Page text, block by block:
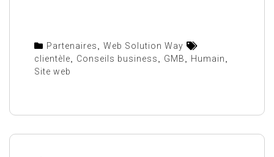
Partenaires
Web Solution Way
clientèle
Conseils business GMB Humain
Site web